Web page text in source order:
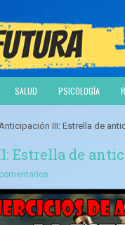
SALUD PSICOLOGÍA
III: Estrella de
Estrella de